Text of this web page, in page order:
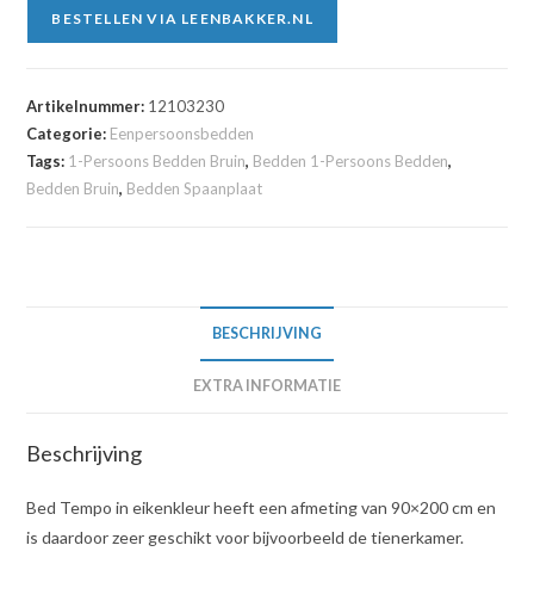
BESTELLEN VIA LEENBAKKER.NL
Artikelnummer: 12103230
Categorie: Eenpersoonsbedden
Tags: 1-Persoons Bedden Bruin, Bedden 1-Persoons Bedden,
Bedden Bruin, Bedden Spaanplaat
BESCHRIJVING
EXTRA INFORMATIE
Beschrijving
Bed Tempo in eikenkleur heeft een afmeting van 90×200 cm en
is daardoor zeer geschikt voor bijvoorbeeld de tienerkamer.